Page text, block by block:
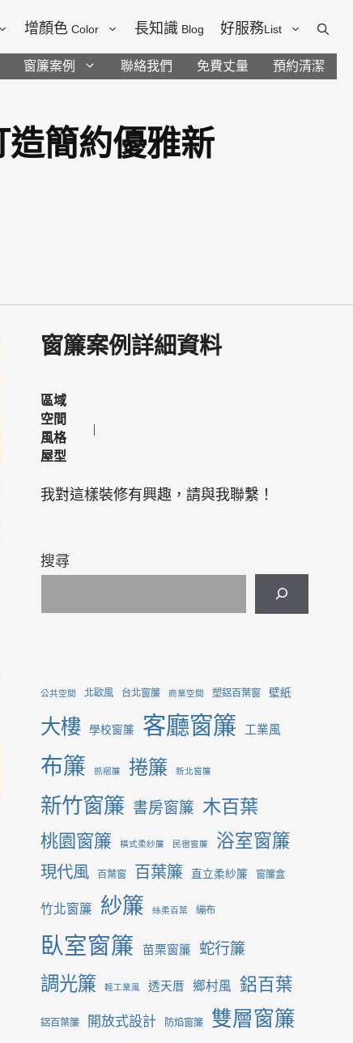
增顏色 Color 長知識 Blog 好服務List
窗簾案例 聯絡我們 免費丈量 預約清潔
簡約優雅新
窗簾案例詳細資料
區域
空間
風格
屋型
我對這樣裝修有興趣，請與我聯繫！
搜尋
公共空間 北歐風 台北窗簾 商業空間 塑鋁百葉窗 壁紙
大樓 學校窗簾 客廳窗簾 工業風
布簾 抓褶簾 捲簾 新北窗簾
新竹窗簾 書房窗簾 木百葉
桃園窗簾 橫式柔紗簾 民宿窗簾 浴室窗簾
現代風 百葉窗 百葉簾 直立柔紗簾 窗簾盒
竹北窗簾 紗簾 絲柔百葉 繃布
臥室窗簾 苗栗窗簾 蛇行簾
調光簾 輕工業風 透天厝 鄉村風 鋁百葉
鋁百葉簾 開放式設計 防焰窗簾 雙層窗簾